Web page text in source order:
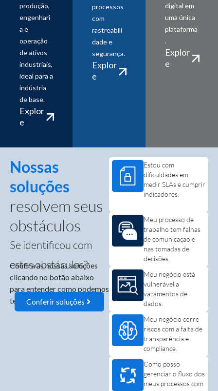
produção,
engenhari
a e
operação
de ativos
industriais,
ideal para a
indústria
de base.
Explor
e
processos
com
rastreabili
dade e
segurança.
Explor
e
digital em
uma única
plataforma
.
Explor
e
Nossas
soluções
resolvem seus
obstáculos
Se identificou com
estes obstáculos?
Confira as nossas soluções
clicando no botão abaixo
para entender como podemos
te ajudar:Conferir soluções
Estou com
dificuldades em
medir SLAs e cumprir
indicadores.
Meu processo de
trabalho tem falhas
de comunicação e
nas tomadas de
decisões.
Meu negócio está
vulnerável a
vazamentos de
dados.
Meu negócio corre
riscos com a falta de
transparência e
compliance.
Como posso
gerenciar o fluxo dos
meus processos com